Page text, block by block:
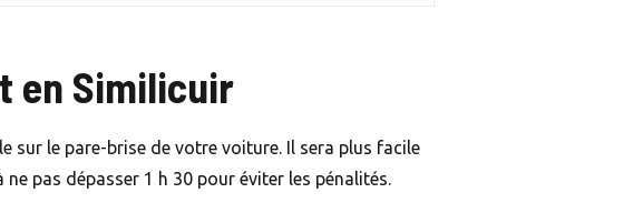
en Similicuir
sur le pare-brise de votre voiture. Il sera plus facile
pas dépasser 1 h 30 pour éviter les pénalités.